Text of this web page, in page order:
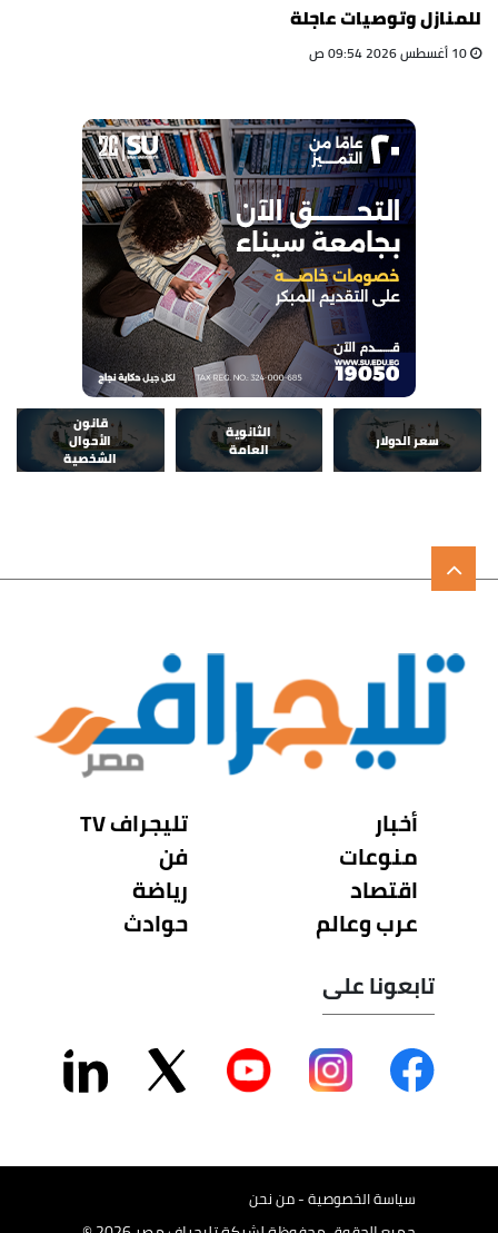
للمنازل وتوصيات عاجلة
سعر الدولار
الثانوية
العامة
قانون
الأحوال
الشخصية
أخبار
منوعات
اقتصاد
عرب وعالم
تليجراف TV
فن
رياضة
حوادث
تابعونا على
سياسة الخصوصية - من نحن